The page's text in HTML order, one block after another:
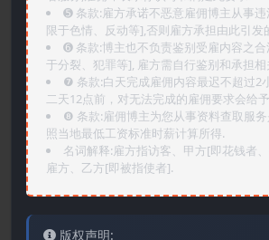
➎ 条款:雇方承诺不恶意雇佣博主从事
限于色情、反动等],否则雇方承担由此引发
➏️ 条款:博主也不负责鉴别受雇内容之
于分裂、犯罪等], 雇方需自行鉴别和承担相
❼ 条款:白天完成雇佣内容最迟不超过2
二天12点前，对无法完成的雇佣要求会给
❽ 条款:雇佣博主为您从事资料查取服
照当地最低工资标准时薪计算所得.
名词解释:雇方指访客、甲方[即花钱者
雇方、乙方[即被指使者].
版权声明: